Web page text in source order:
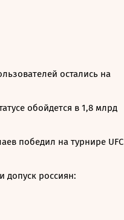
остались на
обойдется в 1,8 млрд
победил на турнире UFC
россиян: